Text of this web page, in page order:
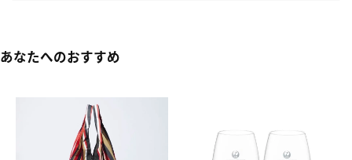
あなたへのおすすめ